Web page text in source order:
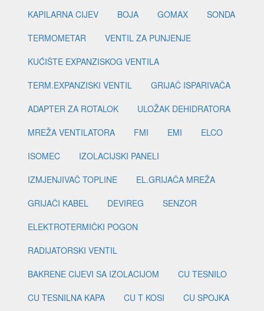
KAPILARNA CIJEV
BOJA GOMAX
SONDA
TERMOMETAR
VENTIL ZA PUNJENJE
KUĆIŠTE EXPANZISKOG VENTILA
TERM.EXPANZISKI VENTIL
GRIJAČ ISPARIVAČA
ADAPTER ZA ROTALOK
ULOŽAK DEHIDRATORA
MREŽA VENTILATORA
FMI EMI
ELCO
ISOMEC
IZOLACIJSKI PANELI
IZMJENJIVAČ TOPLINE
EL.GRIJAČA MREŽA
GRIJAČI KABEL
DEVIREG
SENZOR
ELEKTROTERMIČKI POGON
RADIJATORSKI VENTIL
BAKRENE CIJEVI SA IZOLACIJOM
CU TESNILO
CU TESNILNA KAPA
CU T KOSI
CU SPOJKA